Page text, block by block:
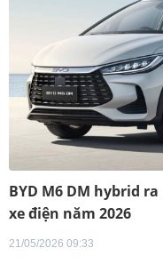
BYD M6 DM hybrid
xe điện năm 2026
21/05/2026 09:33